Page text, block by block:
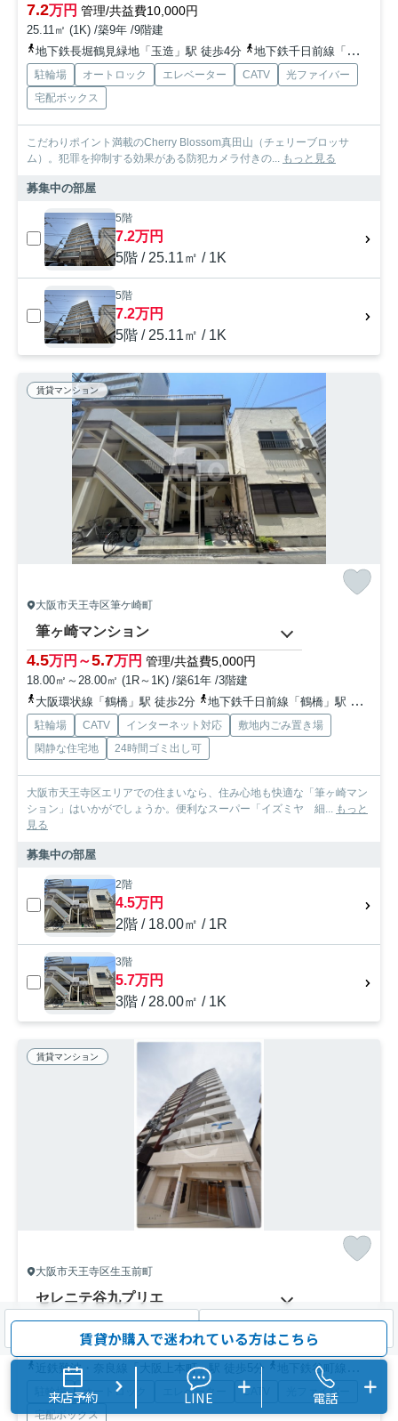
7.2万円 管理/共益費10,000円
25.11㎡ (1K) /築9年 /9階建
地下鉄長堀鶴見緑地「玉造」駅 徒歩4分
地下鉄千日前線「鶴橋」駅 徒歩13分
駐輪場 オートロック エレベーター CATV
光ファイバー
宅配ボックス
こだわりポイント満載のCherry Blossom真田山（チェリーブロッサ
ム）。犯罪を抑制する効果がある防犯カメラ付きの... もっと見る
募集中の部屋
5階
7.2万円
5階 / 25.11㎡ / 1K
5階
7.2万円
5階 / 25.11㎡ / 1K
賃貸マンション
大阪市天王寺区筆ケ崎町
筆ヶ崎マンション
4.5万円～5.7万円 管理/共益費5,000円
18.00㎡～28.00㎡ (1R～1K) /築61年 /3階建
大阪環状線「鶴橋」駅 徒歩2分
地下鉄千日前線「鶴橋」駅 徒歩2分
駐輪場 CATV インターネット対応
敷地内ごみ置き場
閑静な住宅地
24時間ゴミ出し可
大阪市天王寺区エリアでの住まいなら、住み心地も快適な「筆ヶ崎マン
ション」はいかがでしょうか。便利なスーパー「イズミヤ 細... もっと
見る
募集中の部屋
2階
4.5万円
2階 / 18.00㎡ / 1R
3階
5.7万円
3階 / 28.00㎡ / 1K
賃貸マンション
大阪市天王寺区生玉前町
セレニテ谷九プリエ
8 8.4
22.85㎡ (1K) /築5年 /15階建
近鉄難波・奈良線「大阪上本町」駅 徒歩5分
地下鉄谷町線「谷町九丁目」駅 徒歩2分
駐輪場 オートロック エレベーター CATV
光ファイバー
宅配ボックス
検索条件を変更 まとめてお問い合わせ
賃貸か購入で迷われている方はこちら
来店予約 LINE 電話